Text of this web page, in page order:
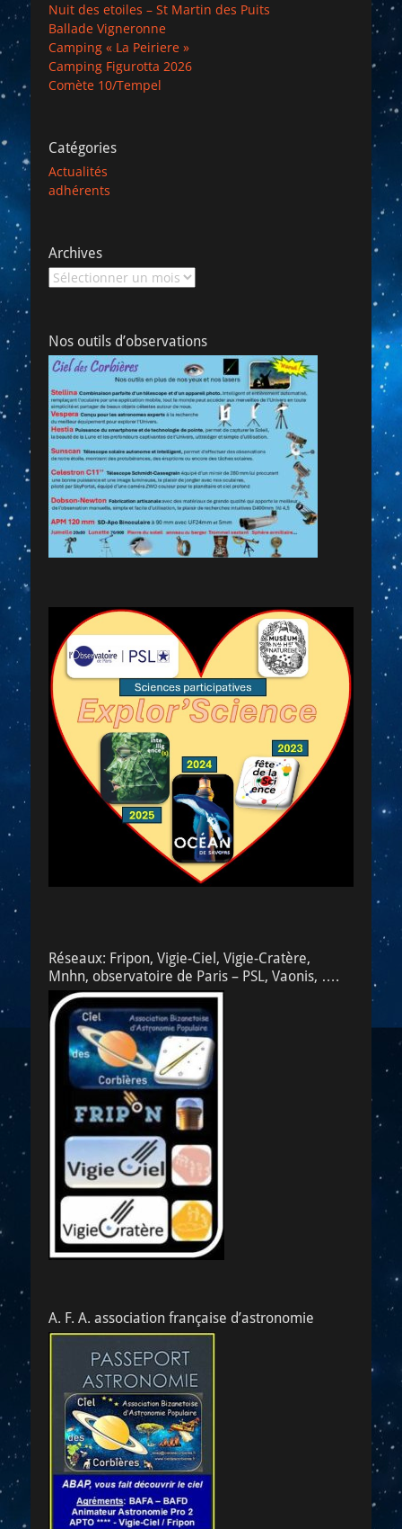
Nuit des etoiles – St Martin des Puits
Ballade Vigneronne
Camping « La Peiriere »
Camping Figurotta 2026
Comète 10/Tempel
Catégories
Actualités
adhérents
Archives
Archives
Nos outils d’observations
Réseaux: Fripon, Vigie-Ciel, Vigie-Cratère,
Mnhn, observatoire de Paris – PSL, Vaonis, ….
A. F. A. association française d’astronomie